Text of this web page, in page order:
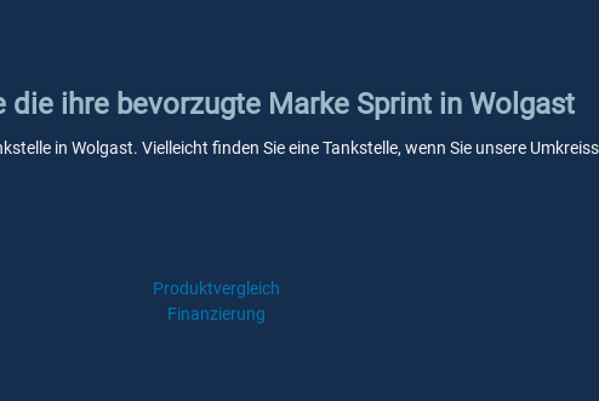
die ihre bevorzugte Marke Sprint in Wolgast
in Wolgast. Vielleicht finden Sie eine Tankstelle, wenn Sie unsere
Produktvergleich
Finanzierung